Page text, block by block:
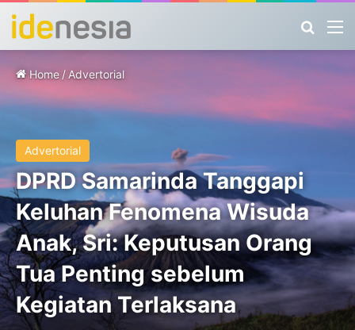
Home / Advertorial
Advertorial
DPRD Samarinda Tanggapi
Keluhan Fenomena Wisuda
Anak, Sri: Keputusan Orang
Tua Penting sebelum
Kegiatan Terlaksana